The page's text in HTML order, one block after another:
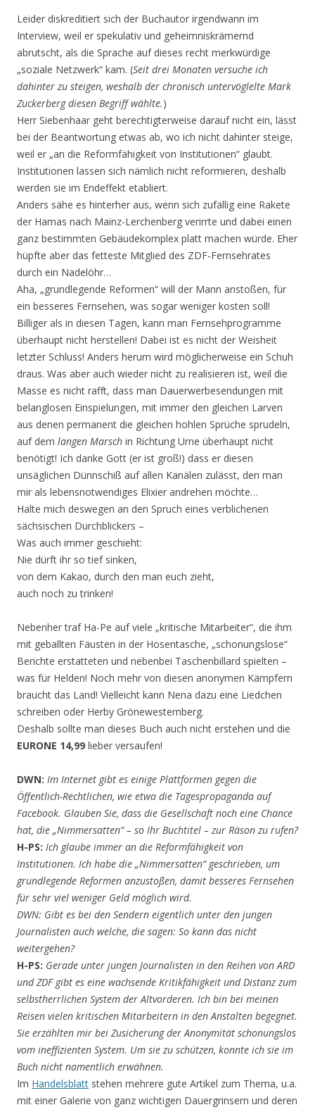
Leider diskreditiert sich der Buchautor irgendwann im
Interview, weil er spekulativ und geheimniskrämernd
abrutscht, als die Sprache auf dieses recht merkwürdige
„soziale Netzwerk“ kam. (Seit drei Monaten versuche ich
dahinter zu steigen, weshalb der chronisch untervöglelte Mark
Zuckerberg diesen Begriff wählte.)
Herr Siebenhaar geht berechtigterweise darauf nicht ein, lässt
bei der Beantwortung etwas ab, wo ich nicht dahinter steige,
weil er „an die Reformfähigkeit von Institutionen“ glaubt.
Institutionen lassen sich nämlich nicht reformieren, deshalb
werden sie im Endeffekt etabliert.
Anders sähe es hinterher aus, wenn sich zufällig eine Rakete
der Hamas nach Mainz-Lerchenberg verirrte und dabei einen
ganz bestimmten Gebäudekomplex platt machen würde. Eher
hüpfte aber das fetteste Mitglied des ZDF-Fernsehrates
durch ein Nadelöhr…
Aha, „grundlegende Reformen“ will der Mann anstoßen, für
ein besseres Fernsehen, was sogar weniger kosten soll!
Billiger als in diesen Tagen, kann man Fernsehprogramme
überhaupt nicht herstellen! Dabei ist es nicht der Weisheit
letzter Schluss! Anders herum wird möglicherweise ein Schuh
draus. Was aber auch wieder nicht zu realisieren ist, weil die
Masse es nicht rafft, dass man Dauerwerbesendungen mit
belanglosen Einspielungen, mit immer den gleichen Larven
aus denen permanent die gleichen hohlen Sprüche sprudeln,
auf dem langen Marsch in Richtung Urne überhaupt nicht
benötigt! Ich danke Gott (er ist groß!) dass er diesen
unsäglichen Dünnschiß auf allen Kanälen zulässt, den man
mir als lebensnotwendiges Elixier andrehen möchte…
Halte mich deswegen an den Spruch eines verblichenen
sächsischen Durchblickers –
Was auch immer geschieht:
Nie dürft ihr so tief sinken,
von dem Kakao, durch den man euch zieht,
auch noch zu trinken!
Nebenher traf Ha-Pe auf viele „kritische Mitarbeiter“, die ihm
mit geballten Fäusten in der Hosentasche, „schonungslose“
Berichte erstatteten und nebenbei Taschenbillard spielten –
was für Helden! Noch mehr von diesen anonymen Kämpfern
braucht das Land! Vielleicht kann Nena dazu eine Liedchen
schreiben oder Herby Grönewesternberg.
Deshalb sollte man dieses Buch auch nicht erstehen und die
EURONE 14,99 lieber versaufen!
DWN: Im Internet gibt es einige Plattformen gegen die
Öffentlich-Rechtlichen, wie etwa die Tagespropaganda auf
Facebook. Glauben Sie, dass die Gesellschaft noch eine Chance
hat, die „Nimmersatten“ – so Ihr Buchtitel – zur Räson zu rufen?
H-PS: Ich glaube immer an die Reformfähigkeit von
Institutionen. Ich habe die „Nimmersatten“ geschrieben, um
grundlegende Reformen anzustoßen, damit besseres Fernsehen
für sehr viel weniger Geld möglich wird.
DWN: Gibt es bei den Sendern eigentlich unter den jungen
Journalisten auch welche, die sagen: So kann das nicht
weitergehen?
H-PS: Gerade unter jungen Journalisten in den Reihen von ARD
und ZDF gibt es eine wachsende Kritikfähigkeit und Distanz zum
selbstherrlichen System der Altvorderen. Ich bin bei meinen
Reisen vielen kritischen Mitarbeitern in den Anstalten begegnet.
Sie erzählten mir bei Zusicherung der Anonymität schonungslos
vom ineffizienten System. Um sie zu schützen, konnte ich sie im
Buch nicht namentlich erwähnen.
Im Handelsblatt stehen mehrere gute Artikel zum Thema, u.a.
mit einer Galerie von ganz wichtigen Dauergrinsern und deren